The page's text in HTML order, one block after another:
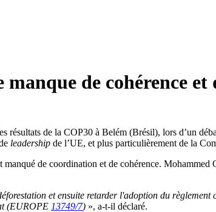
de cohérence et
résultats de la COP30 à Belém (Brésil), lors d’un
leadership de l’UE, et plus particulièrement de la
de coordination et de cohérence.
et ensuite retarder l'adoption du
(EUROPE 13749/7) », a-t-il déclaré.